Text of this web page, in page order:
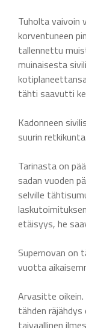
Tuholta vaivoin
korventuneen
tallennettu
muinaisesta
tähti saavutti
Kadonneen
suurin
Tarinasta on
sadan vuoden
selville
etäisyys, he
Supernovan on
vuotta
Arvasitte
tähden
taivaallinen